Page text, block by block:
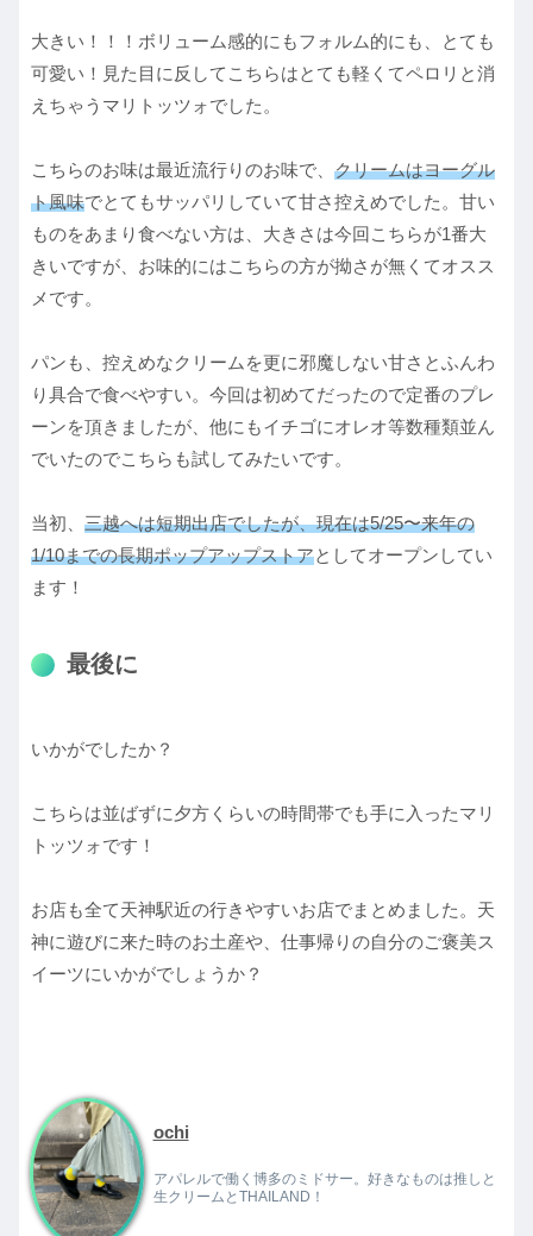
大きい！！！ボリューム感的にもフォルム的にも、とても
可愛い！見た目に反してこちらはとても軽くてペロリと消
えちゃうマリトッツォでした。
こちらのお味は最近流行りのお味で、 クリームはヨーグル
ト風味でとてもサッパリしていて甘さ控えめでした。甘い
ものをあまり食べない方は、大きさは今回こちらが1番大
きいですが、お味的にはこちらの方が拗さが無くてオスス
メです。
パンも、控えめなクリームを更に邪魔しない甘さとふんわ
り具合で食べやすい。今回は初めてだったので定番のプレ
ーンを頂きましたが、他にもイチゴにオレオ等数種類並ん
でいたのでこちらも試してみたいです。
当初、 三越へは短期出店でしたが、現在は5/25〜来年の
1/10までの長期ポップアップストアとしてオープンしてい
ます！
最後に
いかがでしたか？
こちらは並ばずに夕方くらいの時間帯でも手に入ったマリ
トッツォです！
お店も全て天神駅近の行きやすいお店でまとめました。天
神に遊びに来た時のお土産や、仕事帰りの自分のご褒美ス
イーツにいかがでしょうか？
ochi
アパレルで働く博多のミドサー。好きなものは推しと
生クリームとTHAILAND！